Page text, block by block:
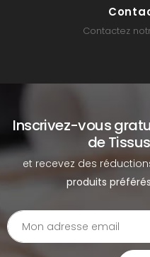
Contactez
Inscrivez-vous
de
et recevez des
produits préférés